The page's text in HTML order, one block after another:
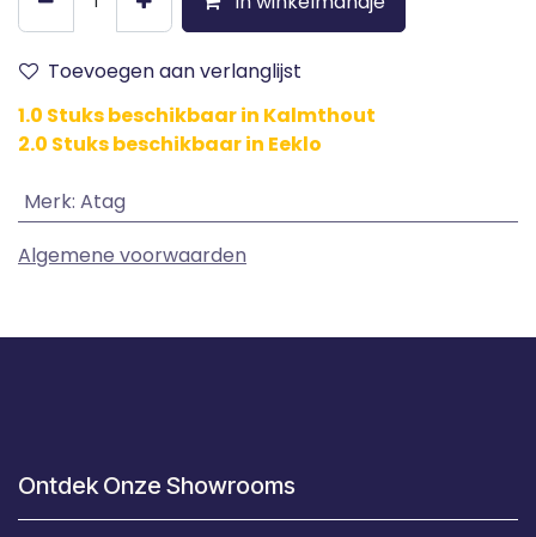
Toevoegen aan verlanglijst
1.0 Stuks beschikbaar in Kalmthout
2.0 Stuks beschikbaar in Eeklo
Merk: Atag
Algemene voorwaarden
Ontdek Onze Showrooms